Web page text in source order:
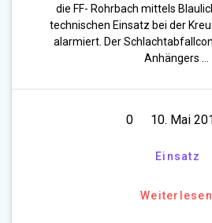
die FF- Rohrbach mittels
technischen Einsatz bei der
alarmiert. Der
Anhängers …
0 10. Mai
Einsatz
Weiterlesen